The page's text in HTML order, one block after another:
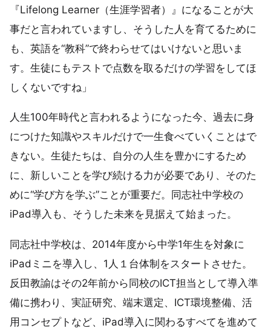
『Lifelong Learner（生涯学習者）』になることが大
事だと言われていますし、そうした人を育てるために
も、英語を“教科”で終わらせてはいけないと思いま
す。生徒にもテストで点数を取るだけの学習をしてほ
しくないですね」
人生100年時代と言われるようになった今、過去に身
につけた知識やスキルだけで一生食べていくことはで
きない。生徒たちは、自分の人生を豊かにするため
に、新しいことを学び続ける力が必要であり、そのた
めに“学び方を学ぶ”ことが重要だ。同志社中学校の
iPad導入も、そうした未来を見据えて始まった。
同志社中学校は、2014年度から中学1年生を対象に
iPadミニを導入し、1人１台体制をスタートさせた。
反田教諭はその2年前から同校のICT担当として導入準
備に携わり、実証研究、端末選定、ICT環境整備、活
用コンセプトなど、iPad導入に関わるすべてを進めて